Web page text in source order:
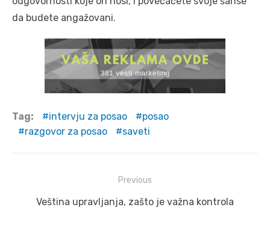
da budete angažovani.
Tag: intervju za posao
posao
razgovor za posao
saveti
navigation
Previous
Previous
Veština upravljanja, zašto je važna kontrola